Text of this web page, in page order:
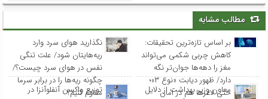
مطالب مشابه
بر اساس تازه‌ترین تحقیقات:
کاهش چربی شکمی می‌تواند
مغز را دهه‌ها جوان‌تر نگه
دارد/ ظهور دیابت «نوع ۳»؛
حتی لاغرها هم در امان
نگذارید هوای سرد وارد
ریه‌هایتان شود/ علت تنگی
نفس در هوای سرد چیست؟/
چگونه ریه‌ها را در برابر سرما
مقاوم کنیم؟
معاون وزیر بهداشت از دلایل
توزیع واکسن‌ آنفلوآنزا در